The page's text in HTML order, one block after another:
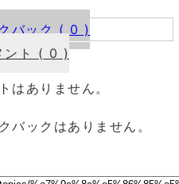
バック ( 0 )
ント ( 0 )
はありません。
バックはありません。